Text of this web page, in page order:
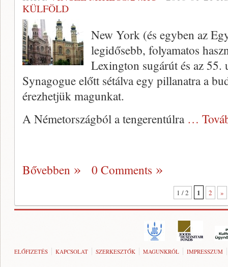
KÜLFÖLD
New York (és egyben az
legidősebb, folyamatos
Lexington sugárút és az 55.
Synagogue előtt sétálva egy pillanatra a
érezhetjük magunkat.
A Németországból a tengerentúlra …
Bővebben 0 Comments
1 / 2 1 2 »
ELŐFIZETÉS KAPCSOLAT SZERKESZTŐK MAGUNKRÓL IMPRESSZUM